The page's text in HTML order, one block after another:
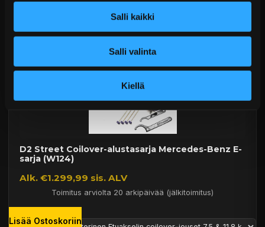
Salli kaikki
Salli valinta
Kiellä
Lisää Ostoskoriin
D2 Street Coilover-alustasarja Mercedes-Benz E-
sarja (W124)
Alk. €1.299,99 sis. ALV
Toimitus arviolta 20 arkipäivää (jälkitoimitus)
Lisää Ostoskoriin